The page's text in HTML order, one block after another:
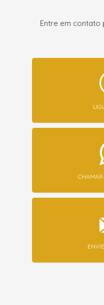
Entre em contato